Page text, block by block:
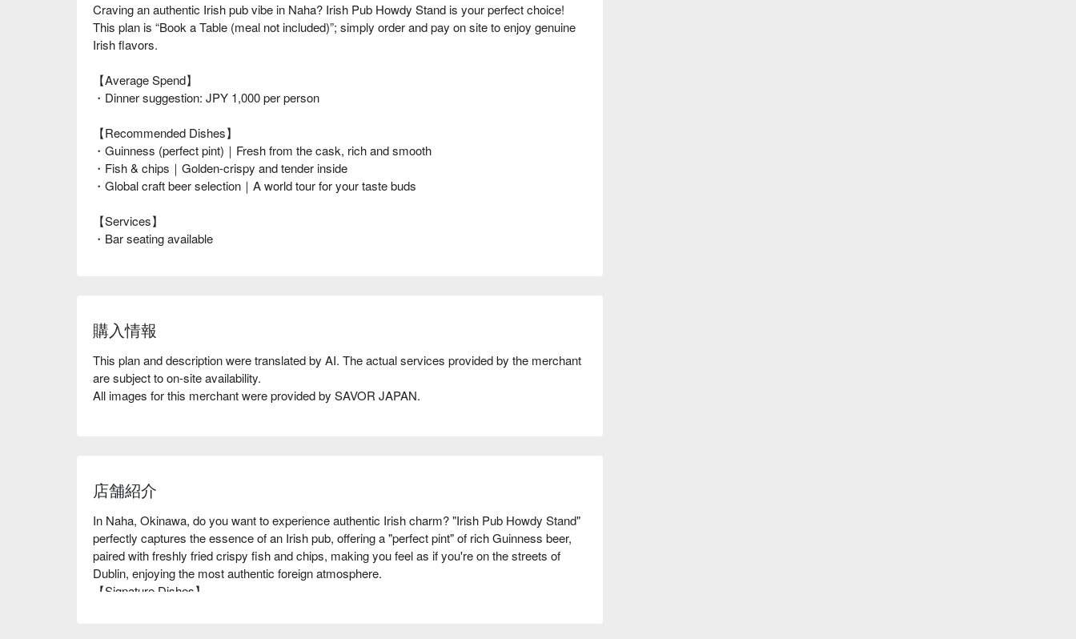
Craving an authentic Irish pub vibe in Naha? Irish Pub Howdy Stand is your perfect choice!
This plan is “Book a Table (meal not included)”; simply order and pay on site to enjoy genuine
Irish flavors.
【Average Spend】
・Dinner suggestion: JPY 1,000 per person
【Recommended Dishes】
・Guinness (perfect pint)｜Fresh from the cask, rich and smooth
・Fish & chips｜Golden-crispy and tender inside
・Global craft beer selection｜A world tour for your taste buds
【Services】
・Bar seating available
購入情報
This plan and description were translated by AI. The actual services provided by the merchant
are subject to on-site availability.
All images for this merchant were provided by SAVOR JAPAN.
店舗紹介
In Naha, Okinawa, do you want to experience authentic Irish charm? "Irish Pub Howdy Stand"
perfectly captures the essence of an Irish pub, offering a "perfect pint" of rich Guinness beer,
paired with freshly fried crispy fish and chips, making you feel as if you're on the streets of
Dublin, enjoying the most authentic foreign atmosphere.
【Signature Dishes】